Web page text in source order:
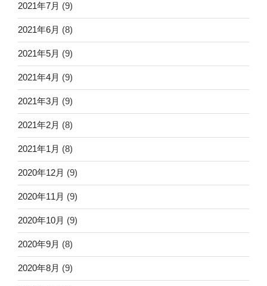
2021年7月 (9)
2021年6月 (8)
2021年5月 (9)
2021年4月 (9)
2021年3月 (9)
2021年2月 (8)
2021年1月 (8)
2020年12月 (9)
2020年11月 (9)
2020年10月 (9)
2020年9月 (8)
2020年8月 (9)